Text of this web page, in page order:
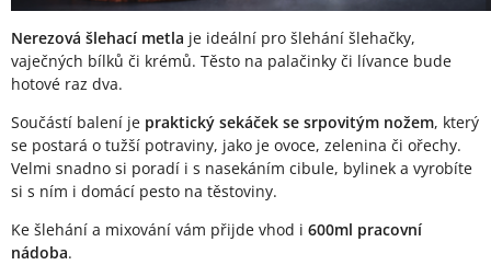
Nerezová šlehací metla je ideální pro šlehání šlehačky,
vaječných bílků či krémů. Těsto na palačinky či lívance bude
hotové raz dva.
Součástí balení je praktický sekáček se srpovitým nožem, který
se postará o tužší potraviny, jako je ovoce, zelenina či ořechy.
Velmi snadno si poradí i s nasekáním cibule, bylinek a vyrobíte
si s ním i domácí pesto na těstoviny.
Ke šlehání a mixování vám přijde vhod i 600ml pracovní
nádoba.